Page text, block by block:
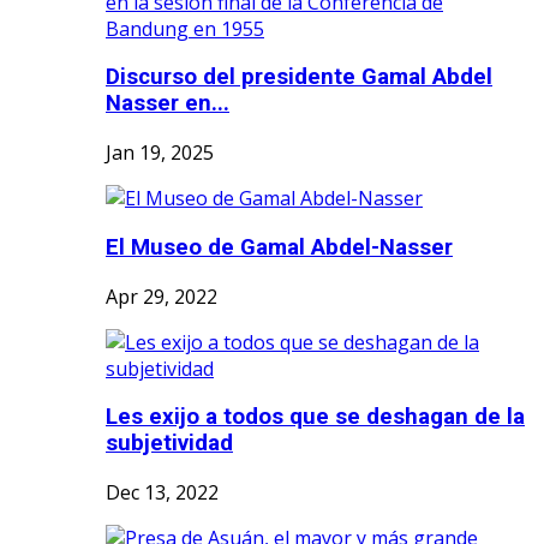
Discurso del presidente Gamal Abdel
Nasser en...
Jan 19, 2025
El Museo de Gamal Abdel-Nasser
Apr 29, 2022
Les exijo a todos que se deshagan de la
subjetividad
Dec 13, 2022